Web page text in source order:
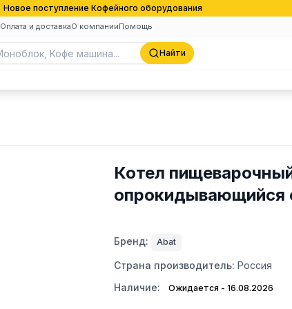
Новое поступление Кофейного оборудования
Оплата и доставкаО компанииПомощь
Найти
Котел
опрокидывающийся
Бренд: Abat
Страна производитель: Россия
Наличие:
Ожидается - 16.08.2026